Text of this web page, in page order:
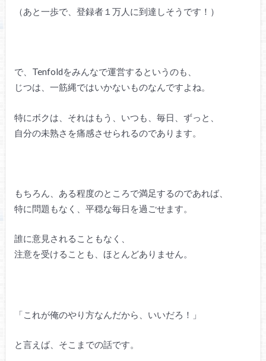
（あと一歩で、登録者１万人に到達しそうです！）
で、Tenfoldをみんなで運営するというのも、
じつは、一筋縄ではいかないものなんですよね。
特にボクは、それはもう、いつも、毎日、ずっと、
自分の未熟さを痛感させられるのであります。
もちろん、ある程度のところで満足するのであれば、
特に問題もなく、平穏な毎日を過ごせます。
誰に意見されることもなく、
注意を受けることも、ほとんどありません。
「これが俺のやり方なんだから、いいだろ！」
と言えば、そこまでの話です。